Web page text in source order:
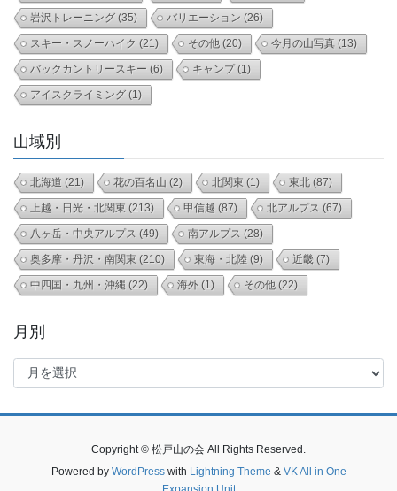
岩沢トレーニング (35) バリエーション (26)
スキー・スノーハイク (21) その他 (20) 今月の山写真 (13)
バックカントリースキー (6) キャンプ(1)
アイスクライミング (1)
山域別
北海道 (21) 花の百名山 (2) 北関東 (1) 東北 (87)
上越・日光・北関東 (213) 甲信越 (87) 北アルプス (67)
八ヶ岳・中央アルプス (49) 南アルプス (28)
奥多摩・丹沢・南関東 (210) 東海・北陸 (9) 近畿 (7)
中四国・九州・沖縄 (22) 海外 (1) その他 (22)
月別
月
Copyright © 松戸山の会 All Rights Reserved.
Powered by WordPresswith Lightning Theme & VK All in One